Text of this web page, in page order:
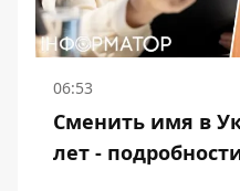
06:53
Сменить имя в
лет -